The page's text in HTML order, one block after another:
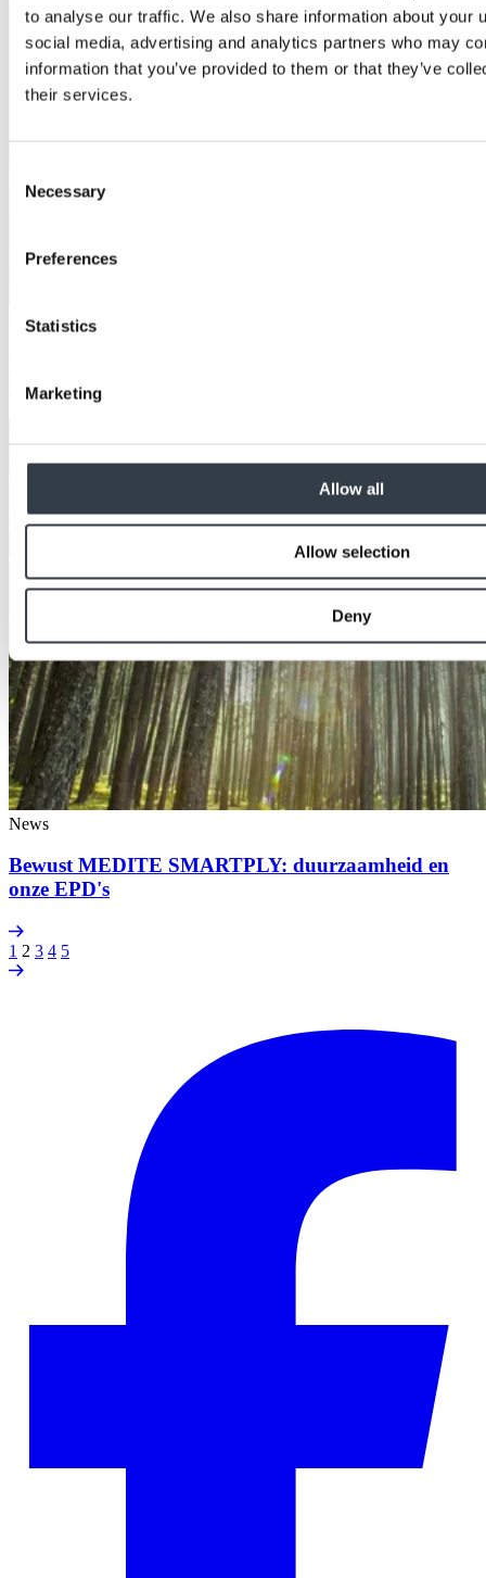
to analyse our traffic. We also share information about your
social media, advertising and analytics partners who may
information that you’ve provided to them or that they’ve
their services.
Selection
Necessary
Preferences
Statistics
Marketing
Allow all
Allow selection
Deny
Education
begrijpen
News
Bewust MEDITE SMARTPLY: duurzaamheid en
onze EPD's
1 2 3 4 5